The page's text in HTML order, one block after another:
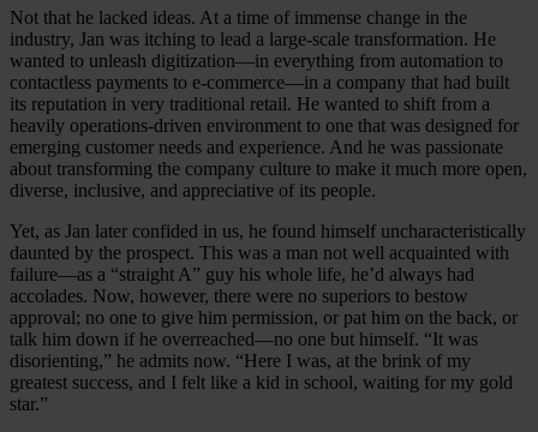
Not that he lacked ideas. At a time of immense change in the
industry, Jan was itching to lead a large-scale transformation. He
wanted to unleash digitization—in everything from automation to
contactless payments to e-commerce—in a company that had built
its reputation in very traditional retail. He wanted to shift from a
heavily operations-driven environment to one that was designed for
emerging customer needs and experience. And he was passionate
about transforming the company culture to make it much more open,
diverse, inclusive, and appreciative of its people.
Yet, as Jan later confided in us, he found himself uncharacteristically
daunted by the prospect. This was a man not well acquainted with
failure—as a “straight A” guy his whole life, he’d always had
accolades. Now, however, there were no superiors to bestow
approval; no one to give him permission, or pat him on the back, or
talk him down if he overreached—no one but himself. “It was
disorienting,” he admits now. “Here I was, at the brink of my
greatest success, and I felt like a kid in school, waiting for my gold
star.”